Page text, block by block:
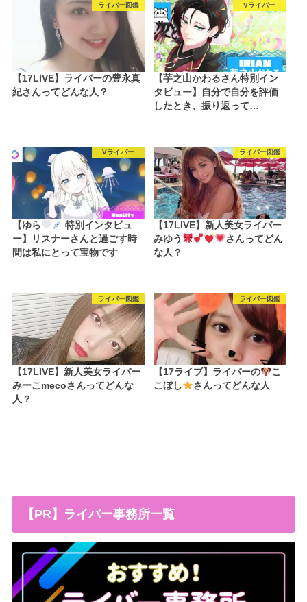
ライバー図鑑
【17LIVE】ライバーの豊永真
紀さんってどんな人？
Vライバー
【芋之山かわるさん特別イン
タビュー】自分で自分を評価
したとき、振り返って…
Vライバー
【ゆら
特別インタビュ
ー】リスナーさんと過ごす時
間は私にとって宝物です
ライバー図鑑
【17LIVE】新人美女ライバー
みゆう
さんってどん
な人？
ライバー図鑑
【17LIVE】新人美女ライバー
みーこmecoさんってどんな
人？
ライバー図鑑
【17ライブ】ライバーの
こ
こぼし
さんってどんな人
【PR】ライバー事務所一覧